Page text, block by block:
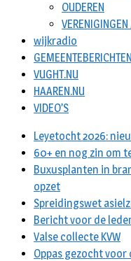
OUDEREN
wijkradio
GEMEENTEBERICHTEN
VUGHT.NU
HAAREN.NU
VIDEO’S
Leyetocht 2026:
60+ en nog zin om
Buxusplanten in
opzet
Spreidingswet
Bericht voor de
Valse collecte KVW
Oppas gezocht